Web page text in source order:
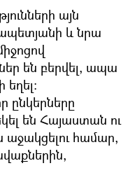
այն
և նրա
են բերվել, ապա
ընկերները
են Հայաստան ու
աջակցելու համար,